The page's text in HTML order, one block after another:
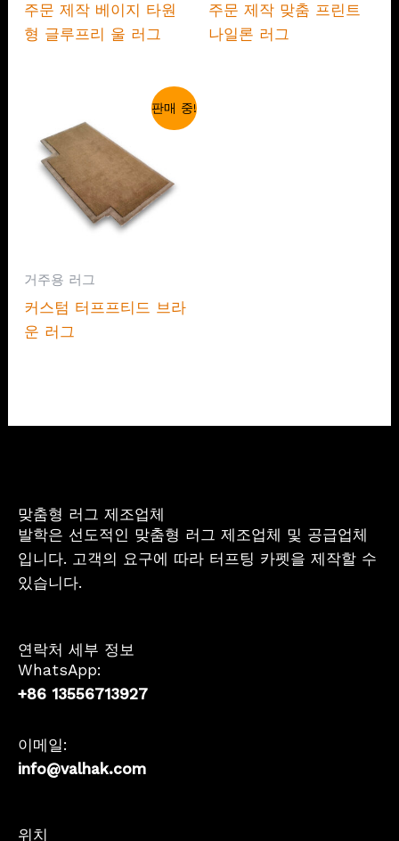
주문 제작 베이지 타원
형 글루프리 울 러그
주문 제작 맞춤 프린트
나일론 러그
판매 중!
거주용 러그
커스텀 터프프티드 브라
운 러그
맞춤형 러그 제조업체
발학은 선도적인 맞춤형 러그 제조업체 및 공급업체
입니다. 고객의 요구에 따라 터프팅 카펫을 제작할 수
있습니다.
연락처 세부 정보
WhatsApp:
+86 13556713927
이메일:
info@valhak.com
위치